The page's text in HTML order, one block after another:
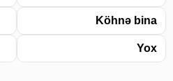
Köhnə bina
Yox